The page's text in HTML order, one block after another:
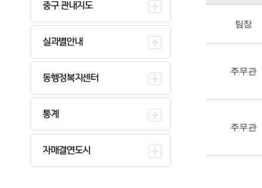
중구 관내지도
실과별안내
동행정복지센터
통계
자매결연도시
팀장
주무관
주무관